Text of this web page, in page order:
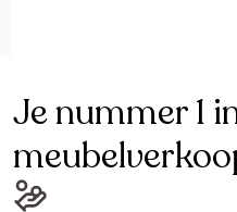
Je nummer 1